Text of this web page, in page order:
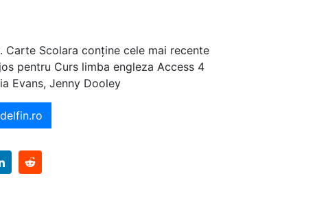
Carte Scolara conține cele mai recente
pentru Curs limba engleza Access 4
Evans, Jenny Dooley